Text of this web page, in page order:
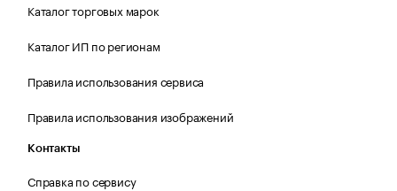
Каталог торговых марок
Каталог ИП по регионам
Правила использования сервиса
Правила использования изображений
Контакты
Справка по сервису